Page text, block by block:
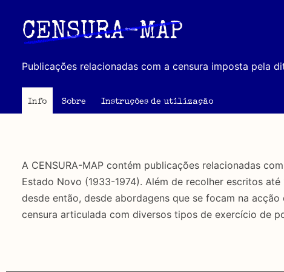
principal
CENSURA-MAP
Publicações relacionadas com a censura imposta pela
Info Sobre Instruções de utilização
A CENSURA-MAP contém publicações relacionadas
Estado Novo (1933-1974). Além de recolher escritos
desde então, desde abordagens que se focam na
censura articulada com diversos tipos de exercício de